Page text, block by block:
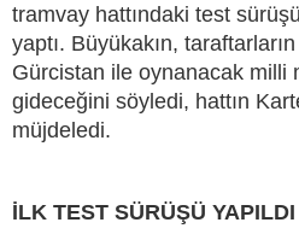
tramvay hattındaki test
yaptı. Büyükakın,
Gürcistan ile oynanacak milli
gideceğini söyledi, hattın
müjdeledi.
İLK TEST SÜRÜŞÜ YAPILDI